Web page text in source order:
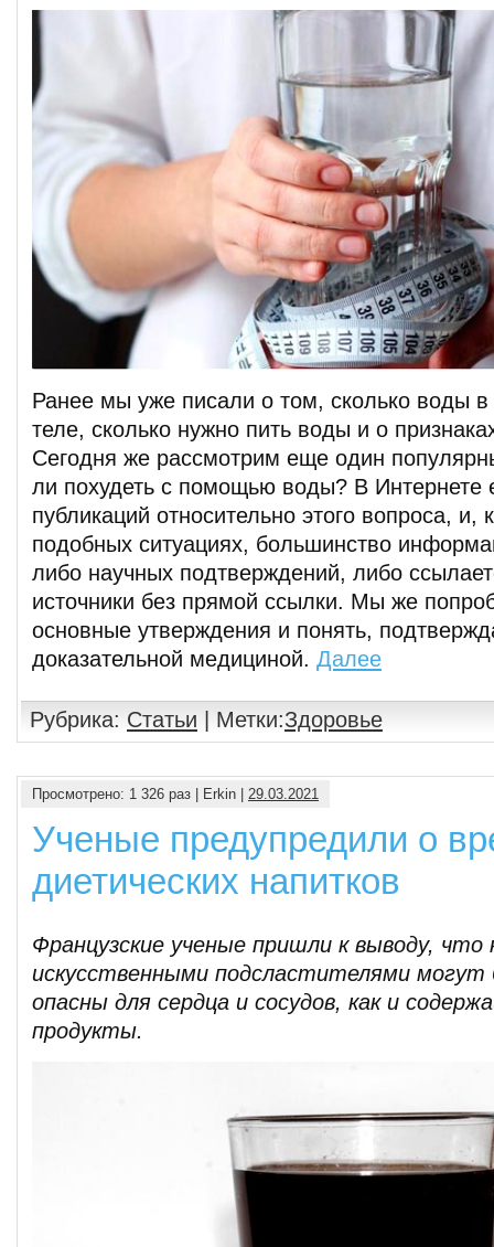
Ранее мы уже писали о том, сколько воды в
теле, сколько нужно пить воды и о
Сегодня же рассмотрим еще один
ли похудеть с помощью воды? В Интернете
публикаций относительно этого вопроса, и,
подобных ситуациях, большинство
либо научных подтверждений, либо
источники без прямой ссылки. Мы же
основные утверждения и понять,
доказательной медициной. Далее
Рубрика: Статьи | Метки:Здоровье
Просмотрено: 1 326 раз | Erkin | 29.03.2021
Ученые предупредили о
диетических напитков
Французские ученые пришли к выводу, что
искусственными подсластителями
опасны для сердца и сосудов, как и
продукты.